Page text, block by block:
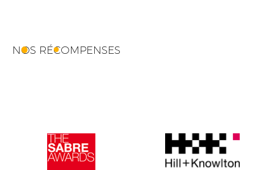
NOS RÉCOMPENSES